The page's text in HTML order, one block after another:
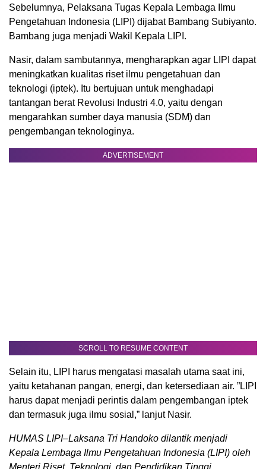
Sebelumnya, Pelaksana Tugas Kepala Lembaga Ilmu
Pengetahuan Indonesia (LIPI) dijabat Bambang Subiyanto.
Bambang juga menjadi Wakil Kepala LIPI.
Nasir, dalam sambutannya, mengharapkan agar LIPI dapat
meningkatkan kualitas riset ilmu pengetahuan dan
teknologi (iptek). Itu bertujuan untuk menghadapi
tantangan berat Revolusi Industri 4.0, yaitu dengan
mengarahkan sumber daya manusia (SDM) dan
pengembangan teknologinya.
ADVERTISEMENT
SCROLL TO RESUME CONTENT
Selain itu, LIPI harus mengatasi masalah utama saat ini,
yaitu ketahanan pangan, energi, dan ketersediaan air. ”LIPI
harus dapat menjadi perintis dalam pengembangan iptek
dan termasuk juga ilmu sosial,” lanjut Nasir.
HUMAS LIPI–Laksana Tri Handoko dilantik menjadi
Kepala Lembaga Ilmu Pengetahuan Indonesia (LIPI) oleh
Menteri Riset, Teknologi, dan Pendidikan Tinggi